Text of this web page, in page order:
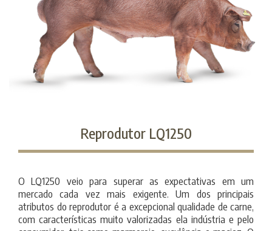
Reprodutor LQ1250
O LQ1250 veio para superar as expectativas em um
mercado cada vez mais exigente. Um dos principais
atributos do reprodutor é a excepcional qualidade de carne,
com características muito valorizadas ela indústria e pelo